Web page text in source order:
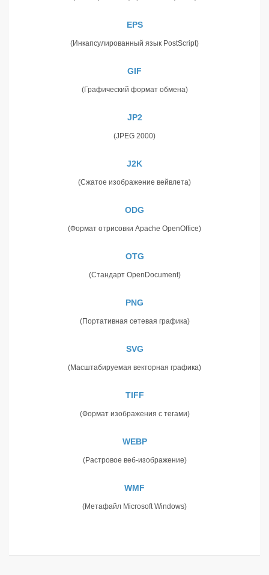
EPS
(Инкапсулированный язык PostScript)
GIF
(Графический формат обмена)
JP2
(JPEG 2000)
J2K
(Сжатое изображение вейвлета)
ODG
(Формат отрисовки Apache OpenOffice)
OTG
(Стандарт OpenDocument)
PNG
(Портативная сетевая графика)
SVG
(Масштабируемая векторная графика)
TIFF
(Формат изображения с тегами)
WEBP
(Растровое веб-изображение)
WMF
(Метафайл Microsoft Windows)